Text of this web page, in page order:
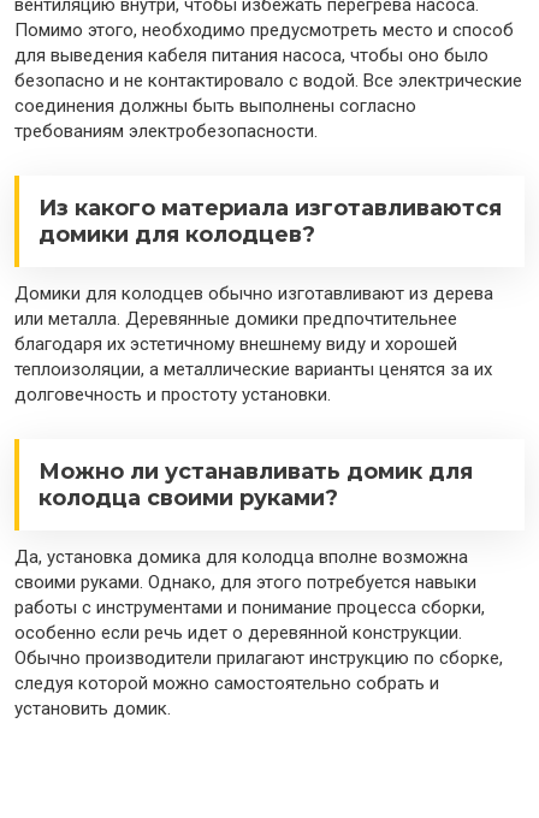
вентиляцию внутри, чтобы избежать перегрева насоса.
Помимо этого, необходимо предусмотреть место и способ
для выведения кабеля питания насоса, чтобы оно было
безопасно и не контактировало с водой. Все электрические
соединения должны быть выполнены согласно
требованиям электробезопасности.
Из какого материала изготавливаются
домики для колодцев?
Домики для колодцев обычно изготавливают из дерева
или металла. Деревянные домики предпочтительнее
благодаря их эстетичному внешнему виду и хорошей
теплоизоляции, а металлические варианты ценятся за их
долговечность и простоту установки.
Можно ли устанавливать домик для
колодца своими руками?
Да, установка домика для колодца вполне возможна
своими руками. Однако, для этого потребуется навыки
работы с инструментами и понимание процесса сборки,
особенно если речь идет о деревянной конструкции.
Обычно производители прилагают инструкцию по сборке,
следуя которой можно самостоятельно собрать и
установить домик.